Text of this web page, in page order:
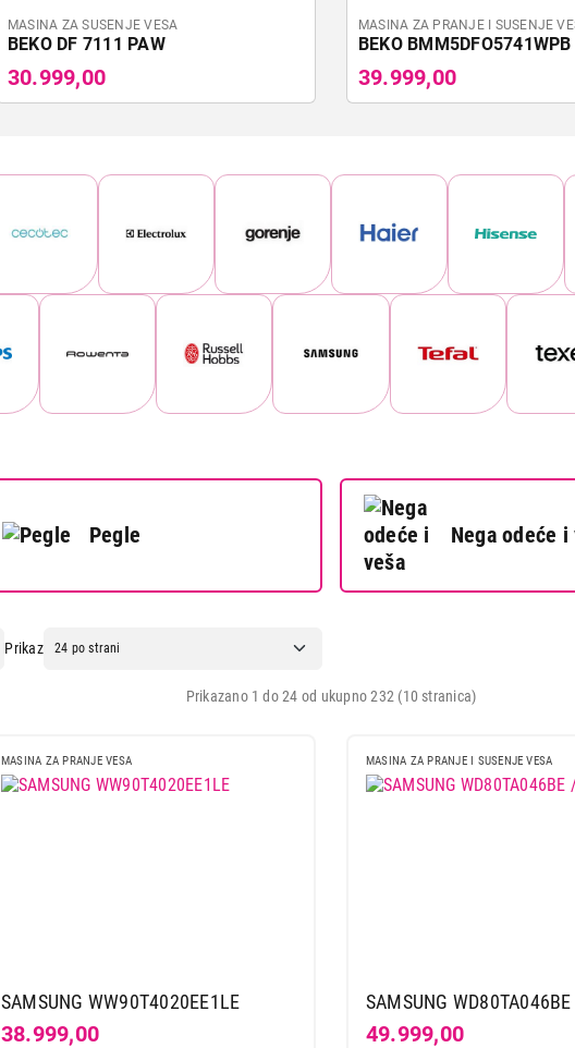
MASINA ZA SUSENJE VESA
BEKO DF 7111 PAW
30.999,00
MASINA ZA PRANJE I SUSENJE
BEKO BMM5DFO5741WPB
39.999,00
Pegle Nega odeće i
Prikaz
Prikazano 1 do 24 od ukupno 232 (10 stranica)
MASINA ZA PRANJE VESA
SAMSUNG WW90T4020EE1LE
38.999,00
MASINA ZA PRANJE I SUSENJE VESA
SAMSUNG
49.999,00
MAŠINE ZA PRANJE VEŠA
Proizvod je dodat u korpu.
Nastavi kupovinu